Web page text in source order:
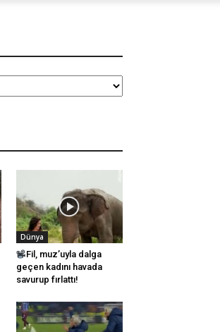
Dünya
Fil, muz’uyla dalga
geçen kadını havada
savurup fırlattı!